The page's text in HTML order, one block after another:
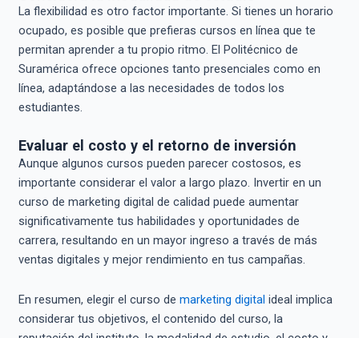
La flexibilidad es otro factor importante. Si tienes un horario
ocupado, es posible que prefieras cursos en línea que te
permitan aprender a tu propio ritmo. El Politécnico de
Suramérica ofrece opciones tanto presenciales como en
línea, adaptándose a las necesidades de todos los
estudiantes.
Evaluar el costo y el retorno de inversión
Aunque algunos cursos pueden parecer costosos, es
importante considerar el valor a largo plazo. Invertir en un
curso de marketing digital de calidad puede aumentar
significativamente tus habilidades y oportunidades de
carrera, resultando en un mayor ingreso a través de más
ventas digitales y mejor rendimiento en tus campañas.
En resumen, elegir el curso de marketing digital ideal implica
considerar tus objetivos, el contenido del curso, la